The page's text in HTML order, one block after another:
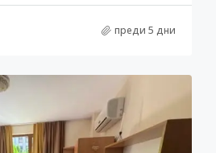
преди 5 дни